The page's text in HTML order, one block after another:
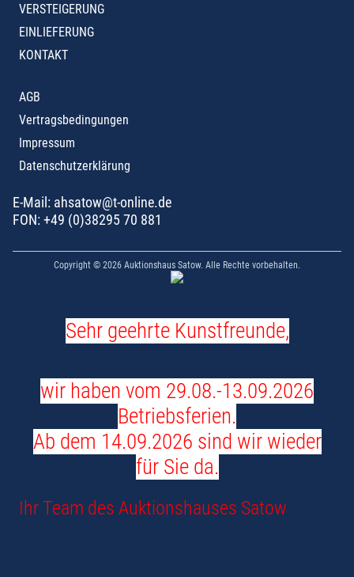
VERSTEIGERUNG
EINLIEFERUNG
KONTAKT
AGB
Vertragsbedingungen
Impressum
Datenschutzerklärung
E-Mail: ahsatow@t-online.de
FON:+49 (0)38295 70 881
Copyright © 2026 Auktionshaus Satow. Alle Rechte vorbehalten.
Sehr geehrte Kunstfreunde,
wir haben vom 29.08.-13.09.2026
Betriebsferien.
Ab dem 14.09.2026 sind wir wieder
für Sie da.
Ihr Team des Auktionshauses Satow